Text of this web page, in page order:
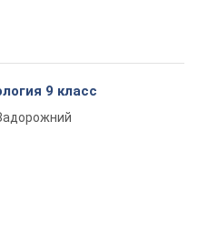
9 класс